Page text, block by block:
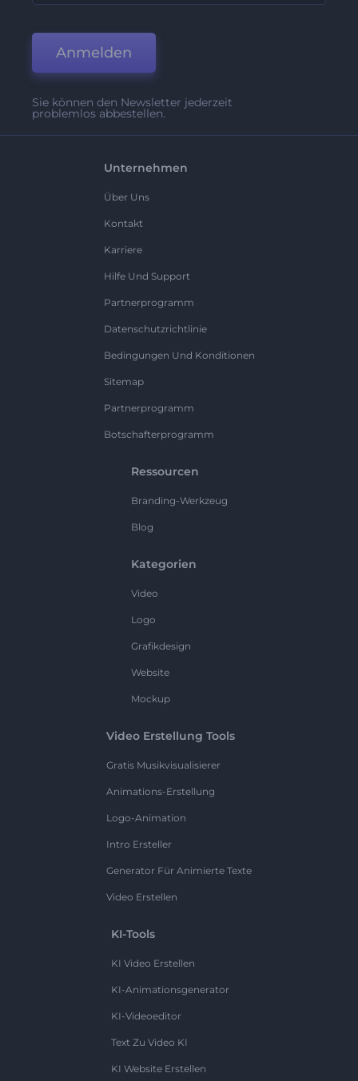
Anmelden
Sie können den Newsletter jederzeit
problemlos abbestellen.
Unternehmen
Über Uns
Kontakt
Karriere
Hilfe Und Support
Partnerprogramm
Datenschutzrichtlinie
Bedingungen Und Konditionen
Sitemap
Partnerprogramm
Botschafterprogramm
Ressourcen
Branding-Werkzeug
Blog
Kategorien
Video
Logo
Grafikdesign
Website
Mockup
Video Erstellung Tools
Gratis Musikvisualisierer
Animations-Erstellung
Logo-Animation
Intro Ersteller
Generator Für Animierte Texte
Video Erstellen
KI-Tools
KI Video Erstellen
KI-Animationsgenerator
KI-Videoeditor
Text Zu Video KI
KI Website Erstellen